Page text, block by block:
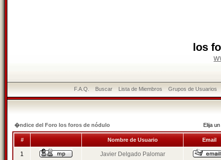
los
F.A.Q. Buscar Lista de Miembros Grupos de Usuarios
�ndice del Foro los foros de nódulo Elija
# Nombre de Usuario Email
1 Javier Delgado Palomar